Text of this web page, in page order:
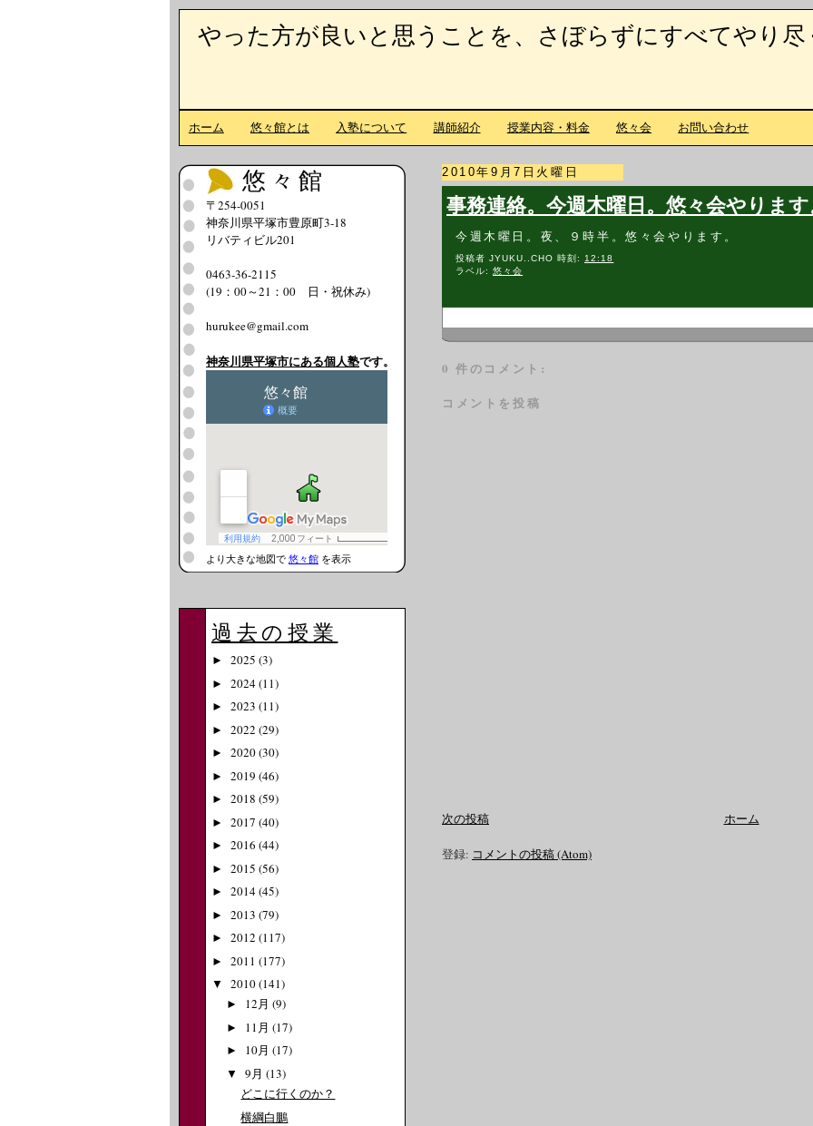
やった方が良いと思うことを、さぼらずにすべてやり尽
ホーム 悠々館とは 入塾について 講師紹介 授業内容・料金 悠々会 お問い合わせ
2010年9月7日火曜日
事務連絡。今週木曜日。悠々会やりま
今週木曜日。夜、９時半。悠々会やります。
投稿者JYUKU..CHO 時刻: 12:18
ラベル:悠々会
0 件のコメント:
コメントを投稿
次の投稿 ホーム
登録: コメントの投稿 (Atom)
悠々館
〒254-0051
神奈川県平塚市豊原町3-18
リバティビル201
0463-36-2115
(19：00～21：00 日・祝休み)
hurukee@gmail.com
神奈川県平塚市にある個人塾です。
より大きな地図で 悠々館 を表示
過去の授業
► 2025 (3)
► 2024(11)
► 2023 (11)
► 2022 (29)
► 2020(30)
► 2019 (46)
► 2018 (59)
► 2017 (40)
► 2016 (44)
► 2015 (56)
► 2014(45)
► 2013 (79)
► 2012 (117)
► 2011 (177)
▼ 2010(141)
► 12月 (9)
► 11月 (17)
► 10月 (17)
▼ 9月 (13)
どこに行くのか？
横綱白鵬